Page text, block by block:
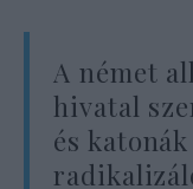
A német
hivatal
és